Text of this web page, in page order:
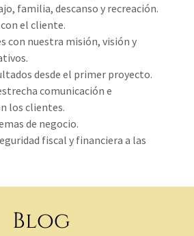
familia, descanso y recreación.
el cliente.
con nuestra misión, visión y
desde el primer proyecto.
comunicación e
los clientes.
de negocio.
fiscal y financiera a las
Blog